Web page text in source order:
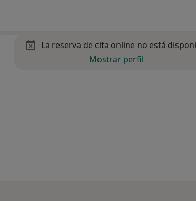
La reserva de cita online no está
Mostrar perfil